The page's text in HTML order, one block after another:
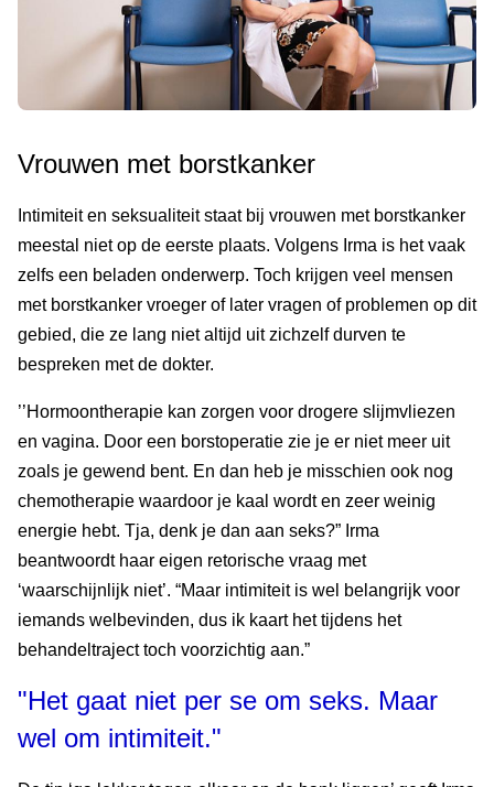
Vrouwen met borstkanker
Intimiteit en seksualiteit staat bij vrouwen met borstkanker
meestal niet op de eerste plaats. Volgens Irma is het vaak
zelfs een beladen onderwerp. Toch krijgen veel mensen
met borstkanker vroeger of later vragen of problemen op dit
gebied, die ze lang niet altijd uit zichzelf durven te
bespreken met de dokter.
’’Hormoontherapie kan zorgen voor drogere slijmvliezen
en vagina. Door een borstoperatie zie je er niet meer uit
zoals je gewend bent. En dan heb je misschien ook nog
chemotherapie waardoor je kaal wordt en zeer weinig
energie hebt. Tja, denk je dan aan seks?” Irma
beantwoordt haar eigen retorische vraag met
‘waarschijnlijk niet’. “Maar intimiteit is wel belangrijk voor
iemands welbevinden, dus ik kaart het tijdens het
behandeltraject toch voorzichtig aan.”
"Het gaat niet per se om seks. Maar
wel om intimiteit."